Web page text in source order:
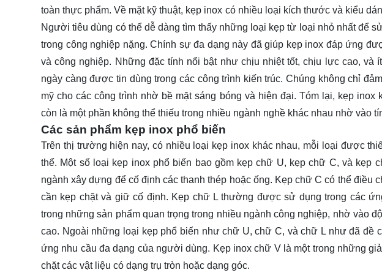
toàn thực phẩm. Về mặt kỹ thuật, kẹp inox có nhiều loại kích thước và kiểu
Người tiêu dùng có thể dễ dàng tìm thấy những loại kẹp từ loại nhỏ nhất để
trong công nghiệp nặng. Chính sự đa dạng này đã giúp kẹp inox đáp ứng
và công nghiệp. Những đặc tính nổi bật như chịu nhiệt tốt, chịu lực cao, và
ngày càng được tin dùng trong các công trình kiến trúc. Chúng không chỉ
mỹ cho các công trình nhờ bề mặt sáng bóng và hiện đại. Tóm lại, kẹp
còn là một phần không thể thiếu trong nhiều ngành nghề khác nhau nhờ vào
Các sản phẩm kẹp inox phổ biến
Trên thị trường hiện nay, có nhiều loại kẹp inox khác nhau, mỗi loại được
thể. Một số loại kẹp inox phổ biến bao gồm kẹp chữ U, kẹp chữ C, và
ngành xây dựng để cố định các thanh thép hoặc ống. Kẹp chữ C có thể
cần kẹp chặt và giữ cố định. Kẹp chữ L thường được sử dụng trong các
trong những sản phẩm quan trọng trong nhiều ngành công nghiệp, nhờ vào
cao. Ngoài những loại kẹp phổ biến như chữ U, chữ C, và chữ L như đã đề
ứng nhu cầu đa dạng của người dùng. Kẹp inox chữ V là một trong những
chặt các vật liệu có dạng trụ tròn hoặc dạng góc.